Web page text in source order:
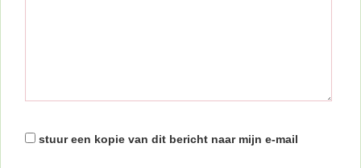
stuur een kopie van dit bericht naar mijn e-mail